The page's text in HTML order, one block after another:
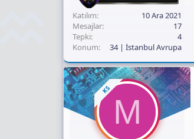
Katılım
10 Ara 2021
Mesajlar
17
Tepki
4
Konum
34 | İstanbul Avrupa
KS
M